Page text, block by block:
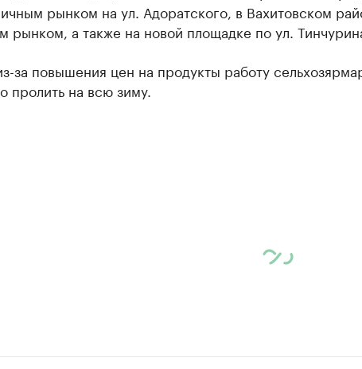
рынком на ул. Адоратского, в Вахитовском
рынком, а также на новой площадке по ул.
за повышения цен на продукты работу
пролить на всю зиму.